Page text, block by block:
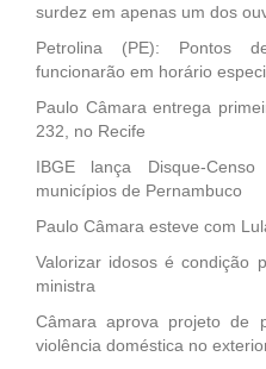
surdez em apenas um dos
Petrolina (PE): Pontos
funcionarão em horário
Paulo Câmara entrega
232, no Recife
IBGE lança Disque-
municípios de Pernambuco
Paulo Câmara esteve com
Valorizar idosos é condição
ministra
Câmara aprova projeto de
violência doméstica no